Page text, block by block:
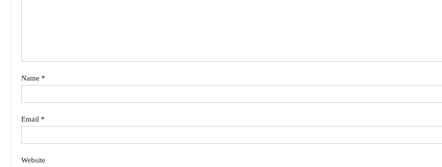
Name *
Email *
Website